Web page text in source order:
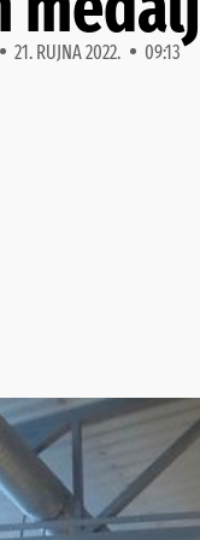
21. RUJNA 2022. 09:13